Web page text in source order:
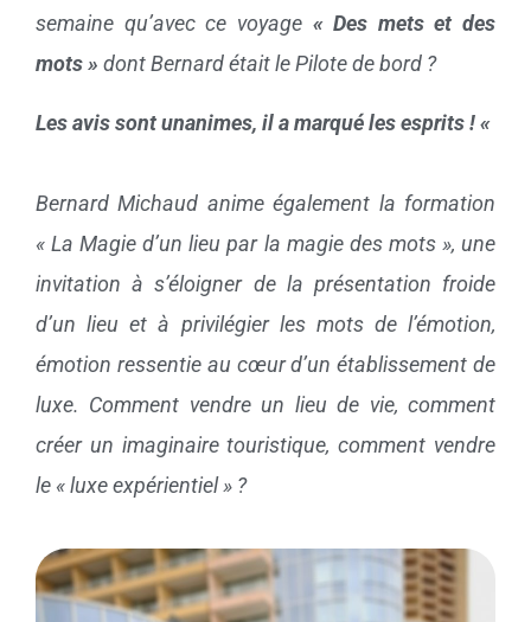
semaine qu’avec ce voyage« Des mets et des
mots » dont Bernard était le Pilote de bord ?
Les avis sont unanimes, il a marqué les esprits ! «
Bernard Michaud anime également la formation
« La Magie d’un lieu par la magie des mots », une
invitation à s’éloigner de la présentation froide
d’un lieu et à privilégier les mots de l’émotion,
émotion ressentie au cœur d’un établissement de
luxe. Comment vendre un lieu de vie, comment
créer un imaginaire touristique, comment vendre
le « luxe expérientiel » ?